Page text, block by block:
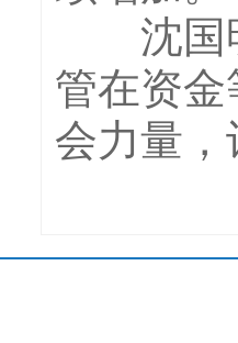
沈国明
管在资
会力量